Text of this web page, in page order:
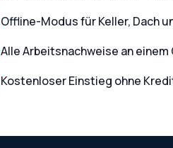
Offline-Modus für Keller, Dach
Alle Arbeitsnachweise an einem
Kostenloser Einstieg ohne